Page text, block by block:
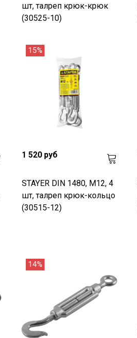
шт, талреп крюк-крюк
(30525-10)
15%
1 520 руб
STAYER DIN 1480, М12, 4
шт, талреп крюк-кольцо
(30515-12)
14%